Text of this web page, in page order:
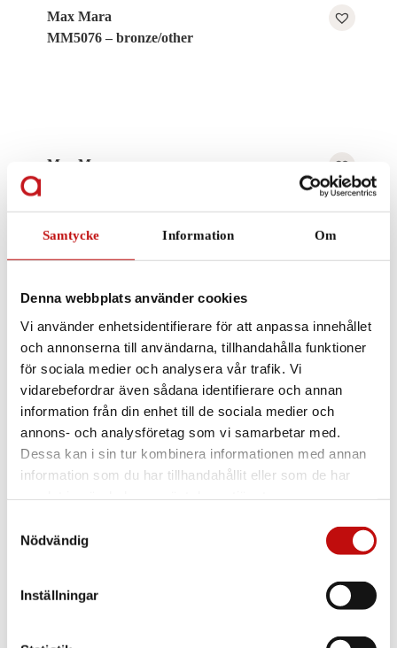
Samtycke Information Om
Denna webbplats använder cookies
Vi använder enhetsidentifierare för att anpassa innehållet
och annonserna till användarna, tillhandahålla funktioner
för sociala medier och analysera vår trafik. Vi
vidarebefordrar även sådana identifierare och annan
information från din enhet till de sociala medier och
annons- och analysföretag som vi samarbetar med.
Dessa kan i sin tur kombinera informationen med annan
information som du har tillhandahållit eller som de har
Nödvändig
Inställningar
Max Mara
MM5076 – bronze/other
Max Mara